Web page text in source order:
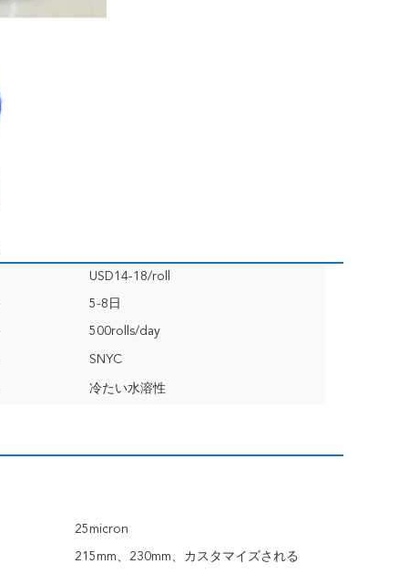
USD14-18/roll
5-8日
500rolls/day
SNYC
冷たい水溶性
25micron
215mm、230mm、カスタマイズされる